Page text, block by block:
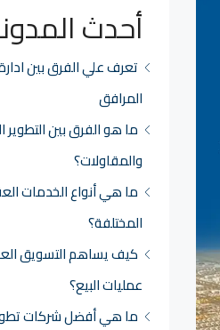
أحدث
تعرف علي الفرق بين
المرافق
ما هو الفرق بين التطوير
والمقاولات؟
ما هي أنواع الخدمات
المختلفة؟
كيف يساهم التسويق
عمليات البيع؟
ما هي أفضل شركات